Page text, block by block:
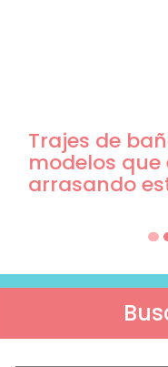
Trajes de
modelos que
arrasando